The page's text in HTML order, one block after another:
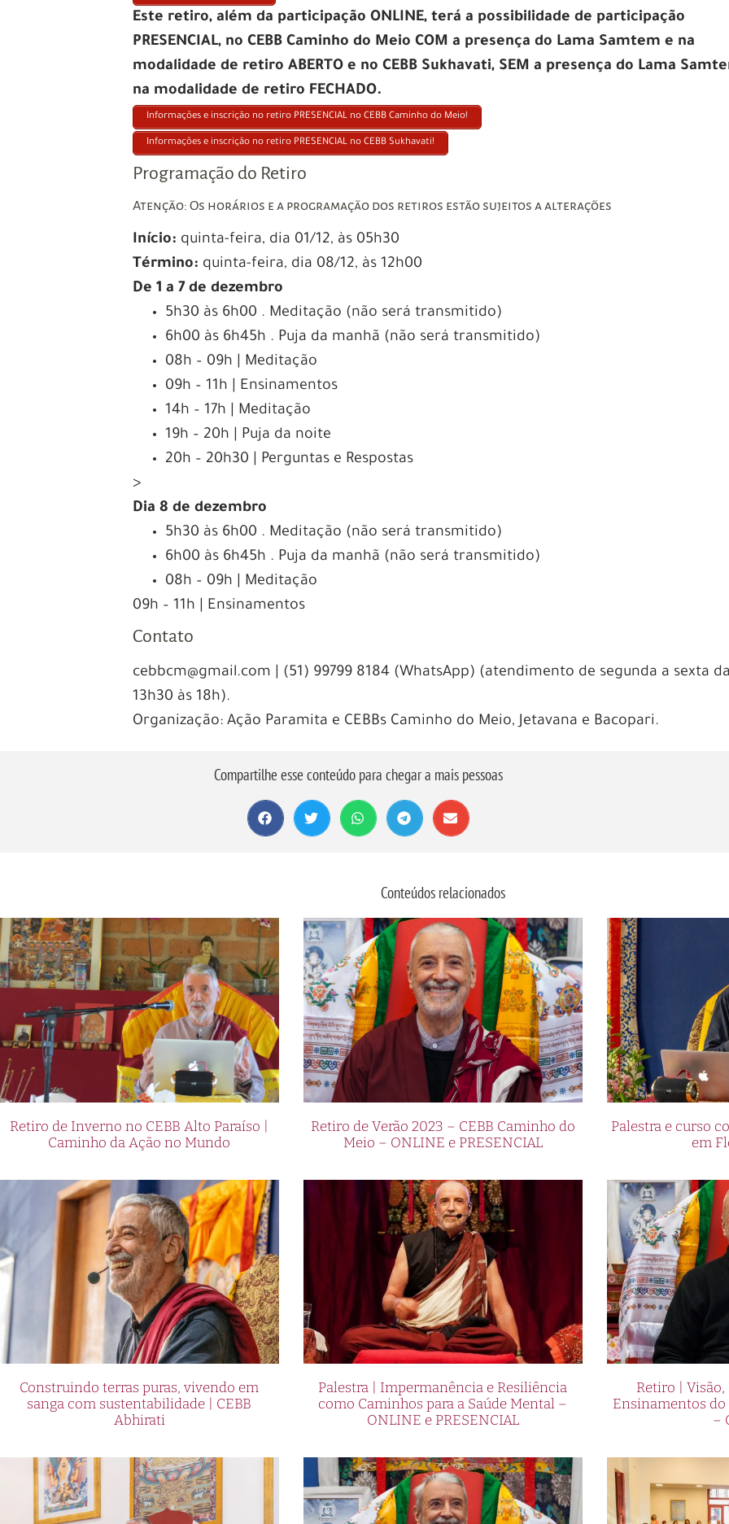
Este retiro, além da participação ONLINE, terá a possibilidade de participação
PRESENCIAL, no CEBB Caminho do Meio COM a presença do Lama Samtem e na
modalidade de retiro ABERTO e no CEBB Sukhavati, SEM a presença do Lama
na modalidade de retiro FECHADO.
Informações e inscrição no retiro PRESENCIAL no CEBB Caminho do Meio!
Informações e inscrição no retiro PRESENCIAL no CEBB Sukhavati!
Programação do Retiro
Atenção: Os horários e a programação dos retiros estão sujeitos a alterações
Início: quinta-feira, dia 01/12, às 05h30
Término: quinta-feira, dia 08/12, às 12h00
De 1 a 7 de dezembro
5h30 às 6h00 . Meditação (não será transmitido)
6h00 às 6h45h . Puja da manhã (não será transmitido)
08h – 09h | Meditação
09h – 11h | Ensinamentos
14h – 17h | Meditação
19h – 20h | Puja da noite
20h – 20h30 | Perguntas e Respostas
>
Dia 8 de dezembro
5h30 às 6h00 . Meditação (não será transmitido)
6h00 às 6h45h . Puja da manhã (não será transmitido)
08h – 09h | Meditação
09h – 11h | Ensinamentos
Contato
cebbcm@gmail.com | (51) 99799 8184 (WhatsApp) (atendimento de segunda a sexta
13h30 às 18h).
Organização: Ação Paramita e CEBBs Caminho do Meio, Jetavana e Bacopari.
Compartilhe esse conteúdo para chegar a mais pessoas
Conteúdos relacionados
Retiro de Inverno no CEBB Alto Paraíso |
Caminho da Ação no Mundo
Retiro de Verão 2023 – CEBB Caminho do
Meio – ONLINE e PRESENCIAL
Palestra e curso
em
Construindo terras puras, vivendo em
sanga com sustentabilidade | CEBB
Abhirati
Palestra | Impermanência e Resiliência
como Caminhos para a Saúde Mental –
ONLINE e PRESENCIAL
Retiro | Visão,
Ensinamentos do
–